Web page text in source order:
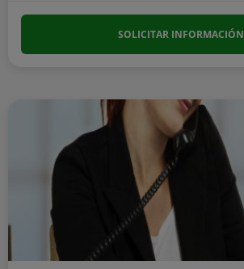
SOLICITAR INFORMACIÓN